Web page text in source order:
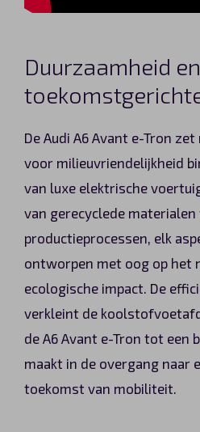
Duurzaamheid en
De Audi A6 Avant e-Tron
voor milieuvriendelijkheid
van luxe elektrische
van gerecyclede
productieprocessen, elk
ontworpen met oog op het
ecologische impact. De
verkleint de
de A6 Avant e-Tron tot een
maakt in de overgang naar
toekomst van mobiliteit.